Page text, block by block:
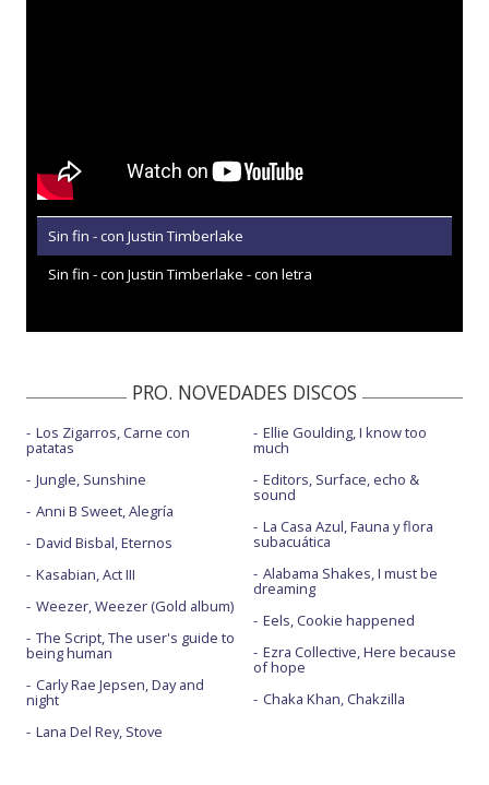
Sin fin - con Justin Timberlake
Sin fin - con Justin Timberlake - con letra
PRO. NOVEDADES DISCOS
Los Zigarros, Carne con
patatas
Jungle, Sunshine
Anni B Sweet, Alegría
David Bisbal, Eternos
Kasabian, Act III
Weezer, Weezer (Gold album)
The Script, The user's guide to
being human
Carly Rae Jepsen, Day and
night
Lana Del Rey, Stove
Ellie Goulding, I know too
much
Editors, Surface, echo &
sound
La Casa Azul, Fauna y flora
subacuática
Alabama Shakes, I must be
dreaming
Eels, Cookie happened
Ezra Collective, Here because
of hope
Chaka Khan, Chakzilla